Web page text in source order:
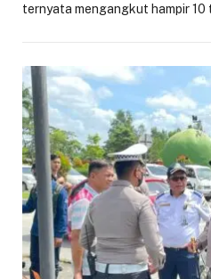
ternyata mengangkut hampir 10